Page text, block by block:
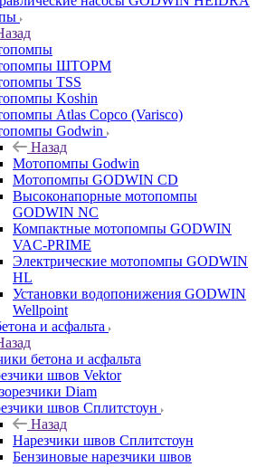
ШТОРМ
TSS
Koshin
Atlas Copco (Varisco)
Godwin
Назад
Мотопомпы Godwin
Мотопомпы GODWIN CD
Высоконапорные мотопомпы
GODWIN NC
Компактные мотопомпы GODWIN
VAC-PRIME
Электрические мотопомпы GODWIN
HL
Установки водопонижения GODWIN
Wellpoint
и асфальта
бетона и асфальта
швов Vektor
Diam
швов Сплитстоун
Назад
Нарезчики швов Сплитстоун
Бензиновые нарезчики швов